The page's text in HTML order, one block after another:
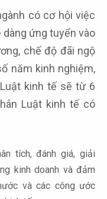
có cơ hội việc
ứng tuyển vào
chế độ đãi ngộ
năm kinh nghiệm,
kinh tế sẽ từ 6
Luật kinh tế có
tích, đánh giá, giải
kinh doanh và đảm
và các công ước